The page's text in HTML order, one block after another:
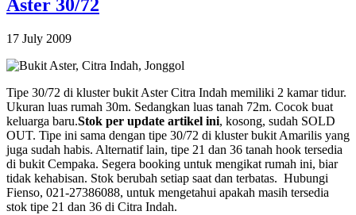
Aster 30/72
17 July 2009
Tipe 30/72 di kluster bukit Aster Citra Indah memiliki 2 kamar tidur.
Ukuran luas rumah 30m. Sedangkan luas tanah 72m. Cocok buat
keluarga baru.Stok per update artikel ini, kosong, sudah SOLD
OUT. Tipe ini sama dengan tipe 30/72 di kluster bukit Amarilis yang
juga sudah habis. Alternatif lain, tipe 21 dan 36 tanah hook tersedia
di bukit Cempaka. Segera booking untuk mengikat rumah ini, biar
tidak kehabisan. Stok berubah setiap saat dan terbatas. Hubungi
Fienso, 021-27386088, untuk mengetahui apakah masih tersedia
stok tipe 21 dan 36 di Citra Indah.